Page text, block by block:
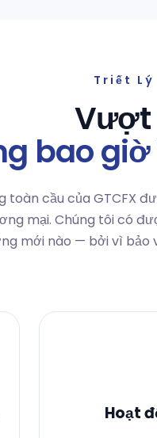
Triết Lý
Vượt
bao
toàn cầu của GTCFX
mại. Chúng tôi có
mới nào — bởi vì bảo
Hoạt